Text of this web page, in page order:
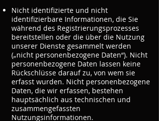
Nicht identifizierte und nicht
identifizierbare Informationen, die Sie
während des Registrierungsprozesses
bereitstellen oder die über die Nutzung
unserer Dienste gesammelt werden
(„nicht personenbezogene Daten“). Nicht
personenbezogene Daten lassen keine
Rückschlüsse darauf zu, von wem sie
erfasst wurden. Nicht personenbezogene
Daten, die wir erfassen, bestehen
hauptsächlich aus technischen und
zusammengefassten
Nutzungsinformationen.